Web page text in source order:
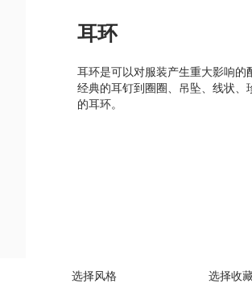
耳环
耳环是可以对服装产生重大影响
经典的耳钉到圈圈、吊坠、线状
的耳环。
选择风格 选择收